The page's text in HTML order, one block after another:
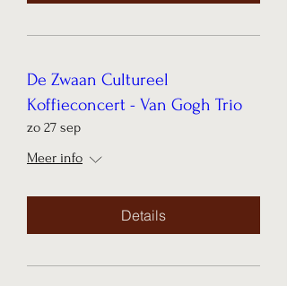
De Zwaan Cultureel
Koffieconcert - Van Gogh Trio
zo 27 sep
Meer info
Details